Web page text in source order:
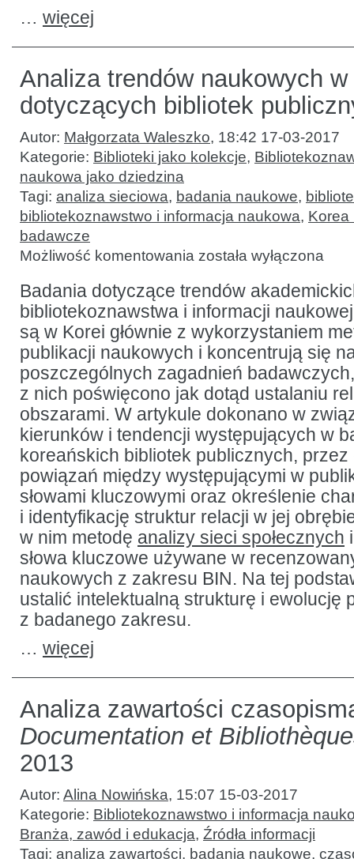
… więcej
Analiza trendów naukowych
dotyczących bibliotek
Autor: Małgorzata Waleszko, 18:42 17-03-2017
Kategorie: Biblioteki jako kolekcje,
naukowa jako dziedzina
Tagi: analiza sieciowa, badania naukowe,
bibliotekoznawstwo i informacja naukowa, Korea
badawcze
Możliwość komentowania Analiza
trendów
w badaniach
dotyczących
bibliotek
w Korei
została wyłączona
Badania dotyczące trendów
bibliotekoznawstwa i informacji
są w Korei głównie z wykorzystaniem
publikacji naukowych i koncentrują się
poszczególnych zagadnień
z nich poświęcono jak dotąd ustalaniu
obszarami. W artykule dokonano w
kierunków i tendencji występujących w
koreańskich bibliotek publicznych,
powiązań między występującymi w
słowami kluczowymi oraz określenie
i identyfikację struktur relacji w jej
w nim metodę analizy sieci społecznych
słowa kluczowe używane w
naukowych z zakresu BIN. Na tej
ustalić intelektualną strukturę i ewolucję
z badanego zakresu.
… więcej
Analiza zawartości
Documentation et
2013
Autor: Alina Nowińska, 15:07 15-03-2017
Kategorie: Bibliotekoznawstwo i informacja
Branża, zawód i edukacja, Źródła informacji
Tagi: analiza zawartości, badania naukowe,